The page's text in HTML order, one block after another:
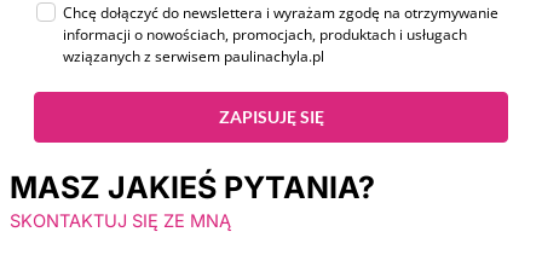
Chcę dołączyć do newslettera i wyrażam zgodę na otrzymywanie
informacji o nowościach, promocjach, produktach i usługach
wziązanych z serwisem paulinachyla.pl
ZAPISUJĘ SIĘ
MASZ JAKIEŚ PYTANIA?
SKONTAKTUJ SIĘ ZE MNĄ